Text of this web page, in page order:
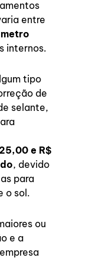
entre
internos.
tipo
de
selante,
e R$
, devido
para
o sol.
ou
e a